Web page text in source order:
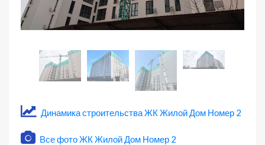
Динамика строительства ЖК Жилой Дом Номер 2
Все фото ЖК Жилой Дом Номер 2